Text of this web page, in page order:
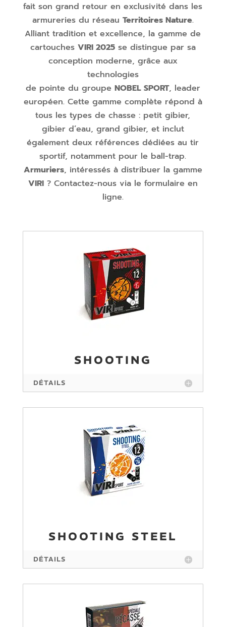
fait son grand retour en exclusivité dans les
armureries du réseau Territoires Nature.
Alliant tradition et excellence, la gamme de
cartouches VIRI 2025se distingue par sa
conception moderne, grâce aux
technologies
de pointe du groupe NOBEL SPORT, leader
européen. Cette gamme complète répond à
tous les types de chasse : petit gibier,
gibier d’eau, grand gibier, et inclut
également deux références dédiées au tir
sportif, notamment pour le ball-trap.
Armuriers, intéressés à distribuer la gamme
VIRI? Contactez-nous via le formulaire en
ligne.
SHOOTING
DÉTAILS
SHOOTING STEEL
DÉTAILS